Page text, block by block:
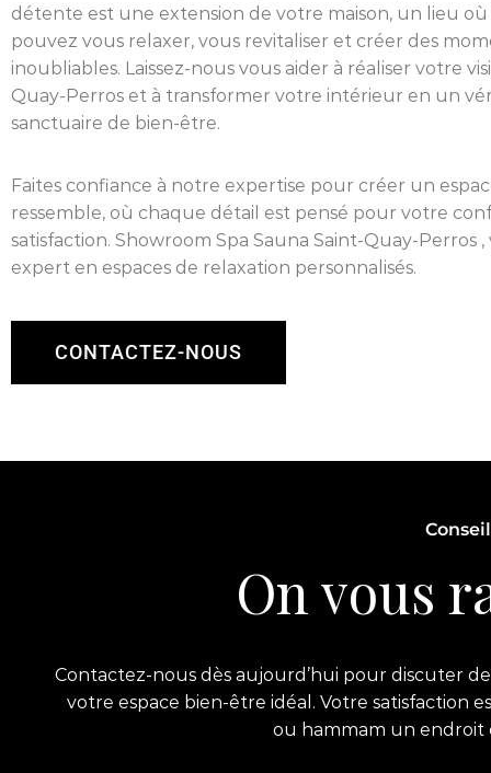
détente est une extension de votre maison, un lieu où
pouvez vous relaxer, vous revitaliser et créer des
inoubliables. Laissez-nous vous aider à réaliser votre
Quay-Perros et à transformer votre intérieur en un
sanctuaire de bien-être.
Faites confiance à notre expertise pour créer un
ressemble, où chaque détail est pensé pour votre
satisfaction. Showroom Spa Sauna Saint-Quay-Perros
expert en espaces de relaxation personnalisés.
CONTACTEZ-NOUS
On vous
Contactez-nous dès aujourd’hui pour discuter
votre espace bien-être idéal. Votre
ou hammam un endroit